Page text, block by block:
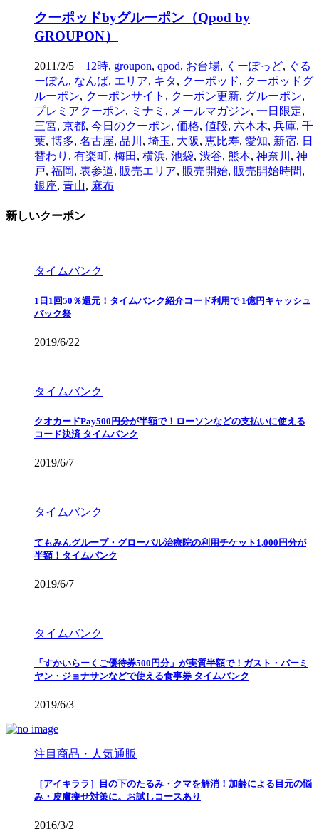
クーポッドbyグルーポン（Qpod by
GROUPON）
2011/2/5 12時, groupon, qpod, お台場, くーぽっど, ぐる
ーぽん, なんば, エリア, キタ, クーポッド, クーポッドグ
ルーポン, クーポンサイト , クーポン更新, グルーポン,
プレミアクーポン, ミナミ , メールマガジン, 一日限定,
三宮, 京都, 今日のクーポン, 価格, 値段, 六本木, 兵庫, 千
葉, 博多, 名古屋, 品川 , 埼玉, 大阪, 恵比寿, 愛知, 新宿, 日
替わり , 有楽町, 梅田 , 横浜, 池袋, 渋谷, 熊本, 神奈川 , 神
戸, 福岡, 表参道, 販売エリア, 販売開始, 販売開始時間,
銀座, 青山, 麻布
新しいクーポン
タイムバンク
1日1回50％還元！タイムバンク紹介コード利用で 1億円キャッシュ
バック祭
2019/6/22
タイムバンク
クオカードPay500円分が半額で！ローソンなどの支払いに使える
コード決済 タイムバンク
2019/6/7
タイムバンク
てもみんグループ・グローバル治療院の利用チケット1,000円分が
半額！タイムバンク
2019/6/7
タイムバンク
「すかいらーくご優待券500円分」が実質半額で！ガスト・バーミ
ヤン・ジョナサンなどで使える食事券 タイムバンク
2019/6/3
注目商品・人気通販
［アイキララ］目の下のたるみ・クマを解消！加齢による目元の悩
み・皮膚痩せ対策に。お試しコースあり
2016/3/2